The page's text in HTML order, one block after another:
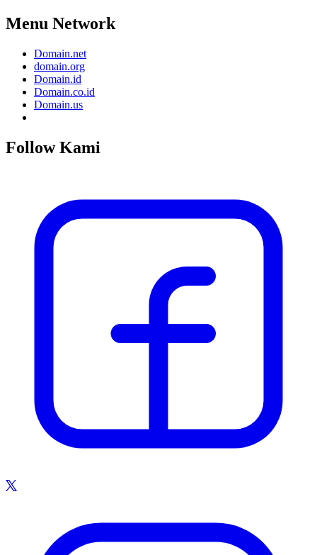
Menu Network
Domain.net
domain.org
Domain.id
Domain.co.id
Domain.us
Follow Kami